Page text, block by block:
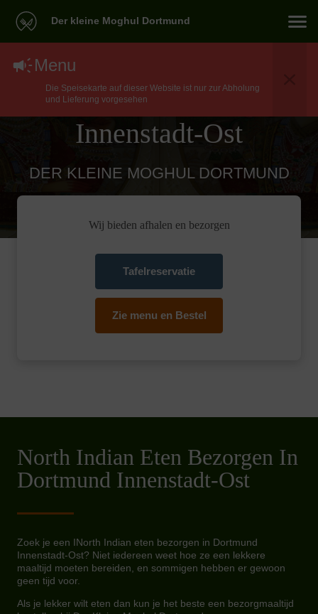
Der kleine Moghul Dortmund
Menu
Die Speisekarte auf dieser Website ist nur zur Abholung
und Lieferung vorgesehen
North Indian Eten
Bezorgen In Dortmund
Innenstadt-Ost
DER KLEINE MOGHUL DORTMUND
Wij bieden afhalen en bezorgen
Tafelreservatie
Zie menu en Bestel
North Indian Eten Bezorgen In
Dortmund Innenstadt-Ost
Zoek je een INorth Indian eten bezorgen in Dortmund
Innenstadt-Ost? Niet iedereen weet hoe ze een lekkere
maaltijd moeten bereiden, en sommigen hebben er gewoon
geen tijd voor.
Als je lekker wilt eten dan kun je het beste een bezorgmaaltijd